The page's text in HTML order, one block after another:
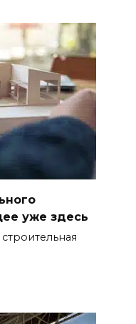
уже здесь